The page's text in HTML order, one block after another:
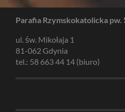
Parafia Rzymskokatolicka pw.
ul. św. Mikołaja 1
81-062 Gdynia
tel.: 58 663 44 14 (biuro)